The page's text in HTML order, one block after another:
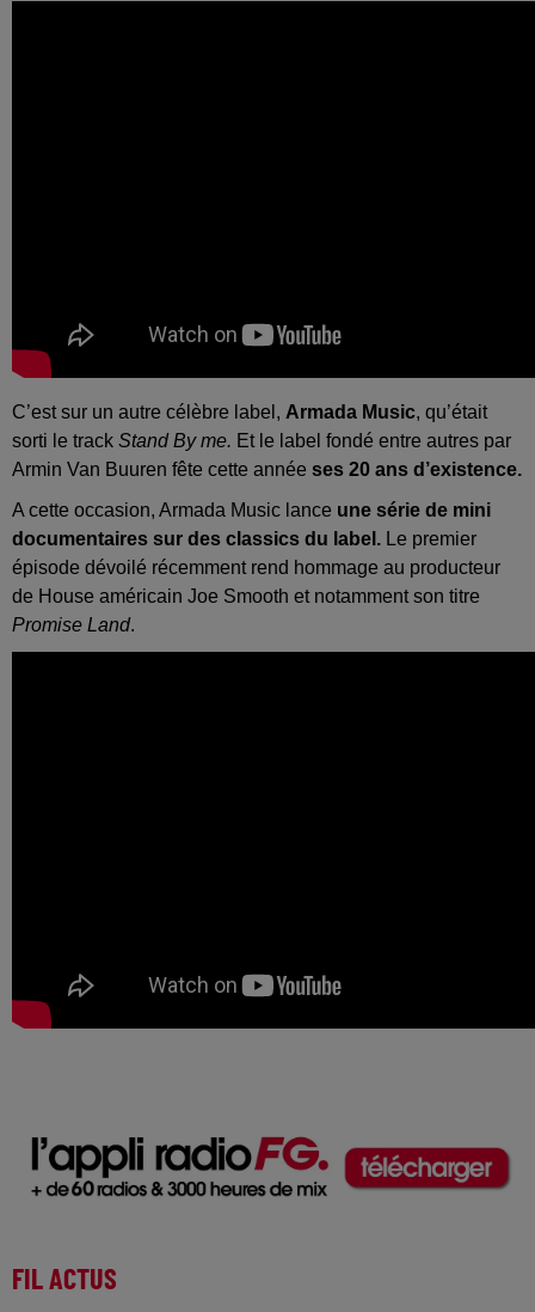
C’est sur un autre célèbre label, Armada Music, qu’était
sorti le track Stand By me. Et le label fondé entre autres par
Armin Van Buuren fête cette année ses 20 ans d’existence.
A cette occasion, Armada Music lance une série de mini
documentaires sur des classics du label. Le premier
épisode dévoilé récemment rend hommage au producteur
de House américain Joe Smooth et notamment son titre
Promise Land.
FIL ACTUS